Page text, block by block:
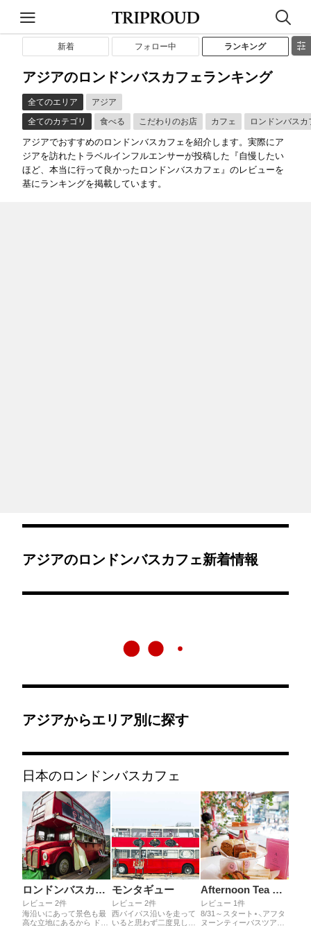
新着 フォロー中 ランキング
アジアのロンドンバスカフェランキング
全てのエリア
アジア
全てのカテゴリ
食べる こだわりのお店 カフェ ロンドンバスカ
アジアでおすすめのロンドンバスカフェを紹介します。実際にア
ジアを訪れたトラベルインフルエンサーが投稿した『自慢したい
ほど、本当に行って良かったロンドンバスカフェ』のレビューを
基にランキングを掲載しています。
アジアのロンドンバスカフェ新着情報
アジアからエリア別に探す
日本のロンドンバスカフェ
ロンドンバスカフェ
レビュー 2件
海沿いにあって景色も最
高な立地にあるから ドラ
モンタギュー
レビュー 2件
西バイパス沿いを走って
いると思わず二度見して
Afternoon Tea Bus Tour
レビュー 1件
8/31～スタート⋆⸜アフタ
ヌーンティーバスツア